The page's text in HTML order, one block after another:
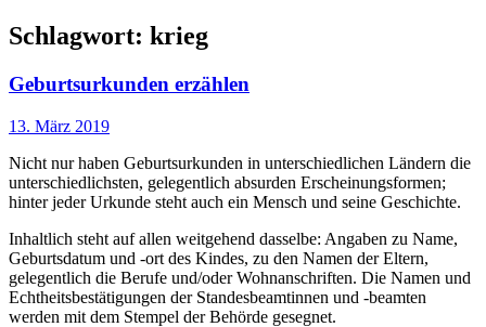
Schlagwort: krieg
Geburtsurkunden erzählen
13. März 2019
Nicht nur haben Geburtsurkunden in unterschiedlichen Ländern die
unterschiedlichsten, gelegentlich absurden Erscheinungsformen;
hinter jeder Urkunde steht auch ein Mensch und seine Geschichte.
Inhaltlich steht auf allen weitgehend dasselbe: Angaben zu Name,
Geburtsdatum und -ort des Kindes, zu den Namen der Eltern,
gelegentlich die Berufe und/oder Wohnanschriften. Die Namen und
Echtheitsbestätigungen der Standesbeamtinnen und -beamten
werden mit dem Stempel der Behörde gesegnet.